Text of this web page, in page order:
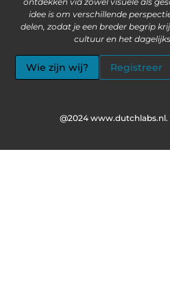
idee is om verschillende
delen, zodat je een breder begrip
cultuur en het dagelijks
Wie zijn wij? Registreer
@2024 www.dutchlabs.nl.